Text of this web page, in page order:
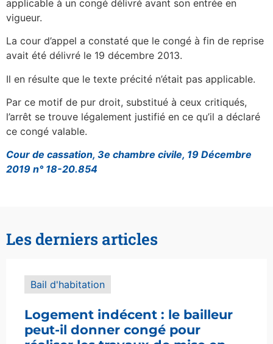
applicable à un congé délivré avant son entrée en
vigueur.
La cour d’appel a constaté que le congé à fin de reprise
avait été délivré le 19 décembre 2013.
Il en résulte que le texte précité n’était pas applicable.
Par ce motif de pur droit, substitué à ceux critiqués,
l’arrêt se trouve légalement justifié en ce qu’il a déclaré
ce congé valable.
Cour de cassation, 3e chambre civile, 19 Décembre
2019 n° 18-20.854
Les derniers articles
Bail d'habitation
Logement indécent : le bailleur
peut-il donner congé pour